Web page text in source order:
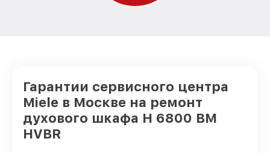
Гарантии сервисного центра
Miele в Москве на ремонт
духового шкафа H 6800 BM
HVBR